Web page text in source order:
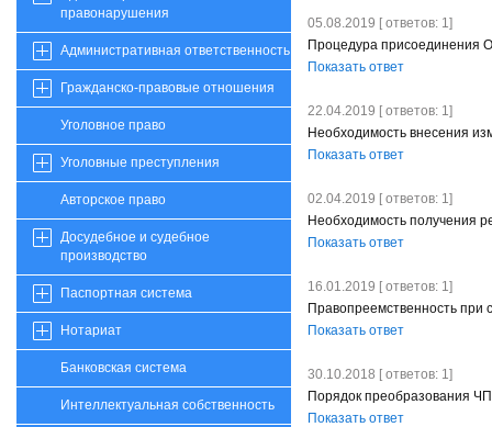
правонарушения
Административная ответственность
Гражданско-правовые отношения
Уголовное право
Уголовные преступления
Авторское право
Досудебное и судебное
производство
Паспортная система
Нотариат
Банковская система
Интеллектуальная собственность
05.08.2019 [ ответов: 1]
Процедура присоединения
Показать ответ
22.04.2019 [ ответов: 1]
Необходимость внесения
Показать ответ
02.04.2019 [ ответов: 1]
Необходимость получения
Показать ответ
16.01.2019 [ ответов: 1]
Правопреемственность при
Показать ответ
30.10.2018 [ ответов: 1]
Порядок преобразования
Показать ответ